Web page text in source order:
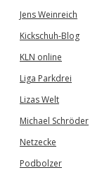
Jens Weinreich
Kickschuh-Blog
KLN online
Liga Parkdrei
Lizas Welt
Michael Schröder
Netzecke
Podbolzer